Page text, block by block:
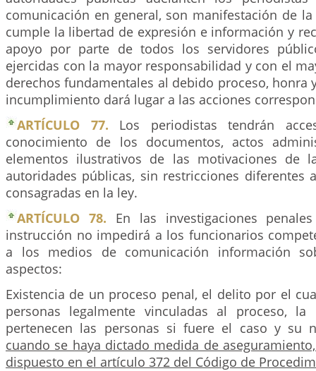
comunicación en general, son manifestación de
cumple la libertad de expresión e información y
apoyo por parte de todos los servidores
ejercidas con la mayor responsabilidad y con el
derechos fundamentales al debido proceso, honra
incumplimiento dará lugar a las acciones
ARTÍCULO 77. Los periodistas tendrán
conocimiento de los documentos, actos
elementos ilustrativos de las motivaciones de
autoridades públicas, sin restricciones diferentes
consagradas en la ley.
ARTÍCULO 78. En las investigaciones
instrucción no impedirá a los funcionarios
a los medios de comunicación información
aspectos:
Existencia de un proceso penal, el delito por el
personas legalmente vinculadas al proceso,
pertenecen las personas si fuere el caso y su
cuando se haya dictado medida de
dispuesto en el artículo 372 del Código de